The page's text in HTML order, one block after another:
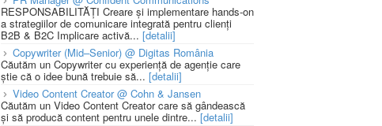
RESPONSABILITĂȚI Creare și implementare hands-on
a strategiilor de comunicare integrată pentru clienți
B2B & B2C Implicare activă... [detalii]
Copywriter (Mid–Senior) @ Digitas România
Căutăm un Copywriter cu experiență de agenție care
știe că o idee bună trebuie să... [detalii]
Video Content Creator @ Cohn & Jansen
Căutăm un Video Content Creator care să gândească
și să producă content pentru unele dintre... [detalii]